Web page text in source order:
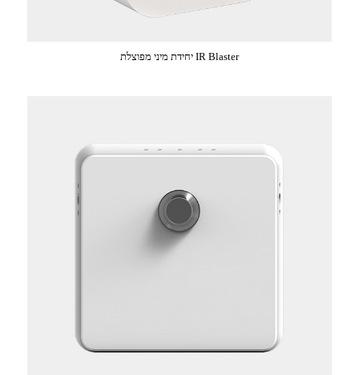
יחידת מיני מפוצלת IR Blaster